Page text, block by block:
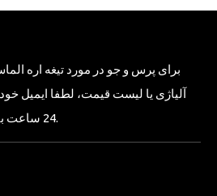
برای پرس و جو در مورد تیغه اره
آلیاژی یا لیست قیمت، لطفا ایمیل
24 ساعت با شما تماس خواهیم گرفت.